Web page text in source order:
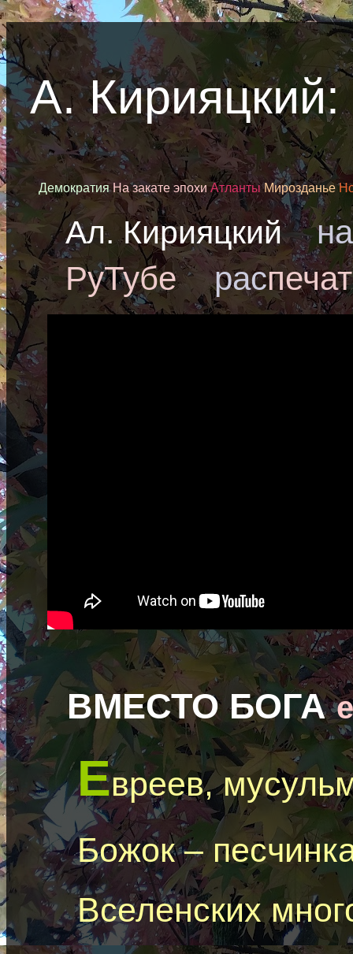
А.
Демократия На закате эпохи Атланты Мирозданье
Ал. Кирияцкий
на
РуТубе
рас
ВМЕСТО БОГА
Евреев,
Божок –
Вселенских